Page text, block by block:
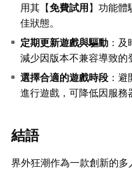
用其【免費試用】功能體
佳狀態。
定期更新遊戲與驅動 ：
減少因版本不兼容導致的
選擇合適的遊戲時段 ：
進行遊戲，可降低因服務
結語
界外狂潮作為一款創新的